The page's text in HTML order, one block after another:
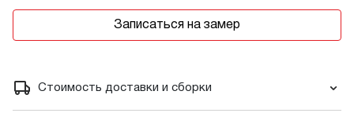
Записаться на замер
Стоимость доставки и сборки